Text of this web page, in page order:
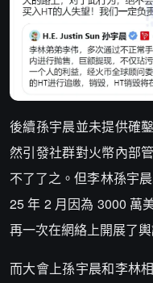
後續孫宇晨並未提供確
然引發社群對火幣內部
不了了之。但李林孫宇
25 年 2 月因為 3000 萬
再一次在網絡上開展了輿
而大會上孫宇晨和李林